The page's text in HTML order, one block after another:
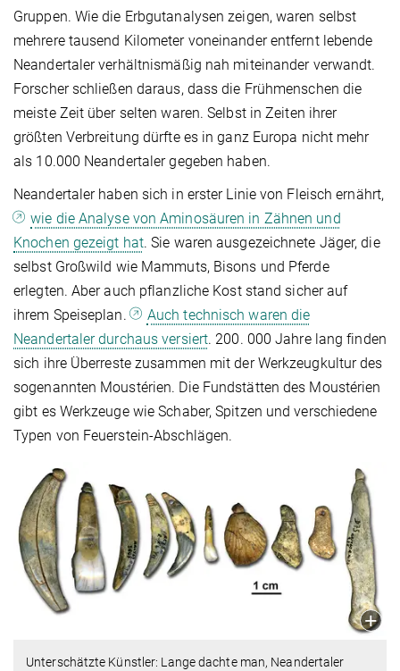
Gruppen. Wie die Erbgutanalysen zeigen, waren selbst
mehrere tausend Kilometer voneinander entfernt lebende
Neandertaler verhältnismäßig nah miteinander verwandt.
Forscher schließen daraus, dass die Frühmenschen die
meiste Zeit über selten waren. Selbst in Zeiten ihrer
größten Verbreitung dürfte es in ganz Europa nicht mehr
als 10.000 Neandertaler gegeben haben.
Neandertaler haben sich in erster Linie von Fleisch ernährt,
wie die Analyse von Aminosäuren in Zähnen und
Knochen gezeigt hat. Sie waren ausgezeichnete Jäger, die
selbst Großwild wie Mammuts, Bisons und Pferde
erlegten. Aber auch pflanzliche Kost stand sicher auf
ihrem Speiseplan.
Auch technisch waren die
Neandertaler durchaus versiert. 200. 000 Jahre lang finden
sich ihre Überreste zusammen mit der Werkzeugkultur des
sogenannten Moustérien. Die Fundstätten des Moustérien
gibt es Werkzeuge wie Schaber, Spitzen und verschiedene
Typen von Feuerstein-Abschlägen.
Unterschätzte Künstler: Lange dachte man, Neandertaler